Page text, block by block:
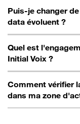
Puis-je changer
data évoluent ?
Quel est
Initial Voix ?
Comment vérifier
dans ma zone